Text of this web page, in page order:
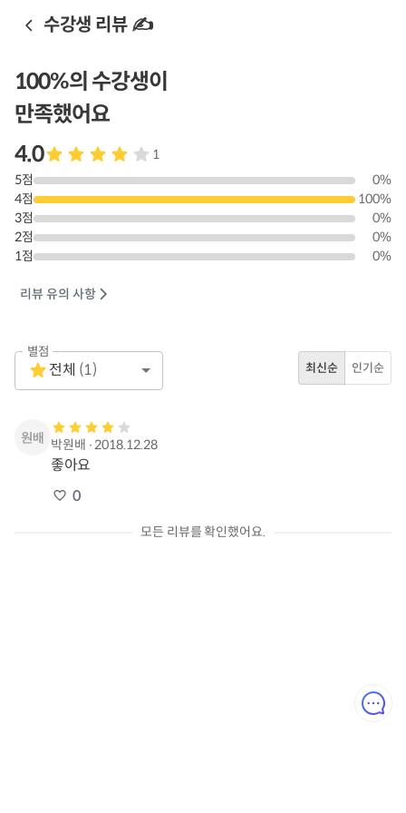
수강생 리뷰 ✍️
100%의 수강생이
만족했어요
4.0
1
5점 0%
4점 100%
3점 0%
2점 0%
1점 0%
리뷰 유의 사항
별점
1 Star
Empty
전체 (1) 최신순 인기순
박원배 ∙2018.12.28
좋아요
0
모든 리뷰를 확인했어요.